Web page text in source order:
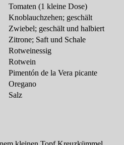
Tomaten (1 kleine Dose)
Knoblauchzehen; geschält
Zwiebel; geschält und halbiert
Zitrone; Saft und Schale
Rotweinessig
Rotwein
Pimentón de la Vera picante
Oregano
Salz